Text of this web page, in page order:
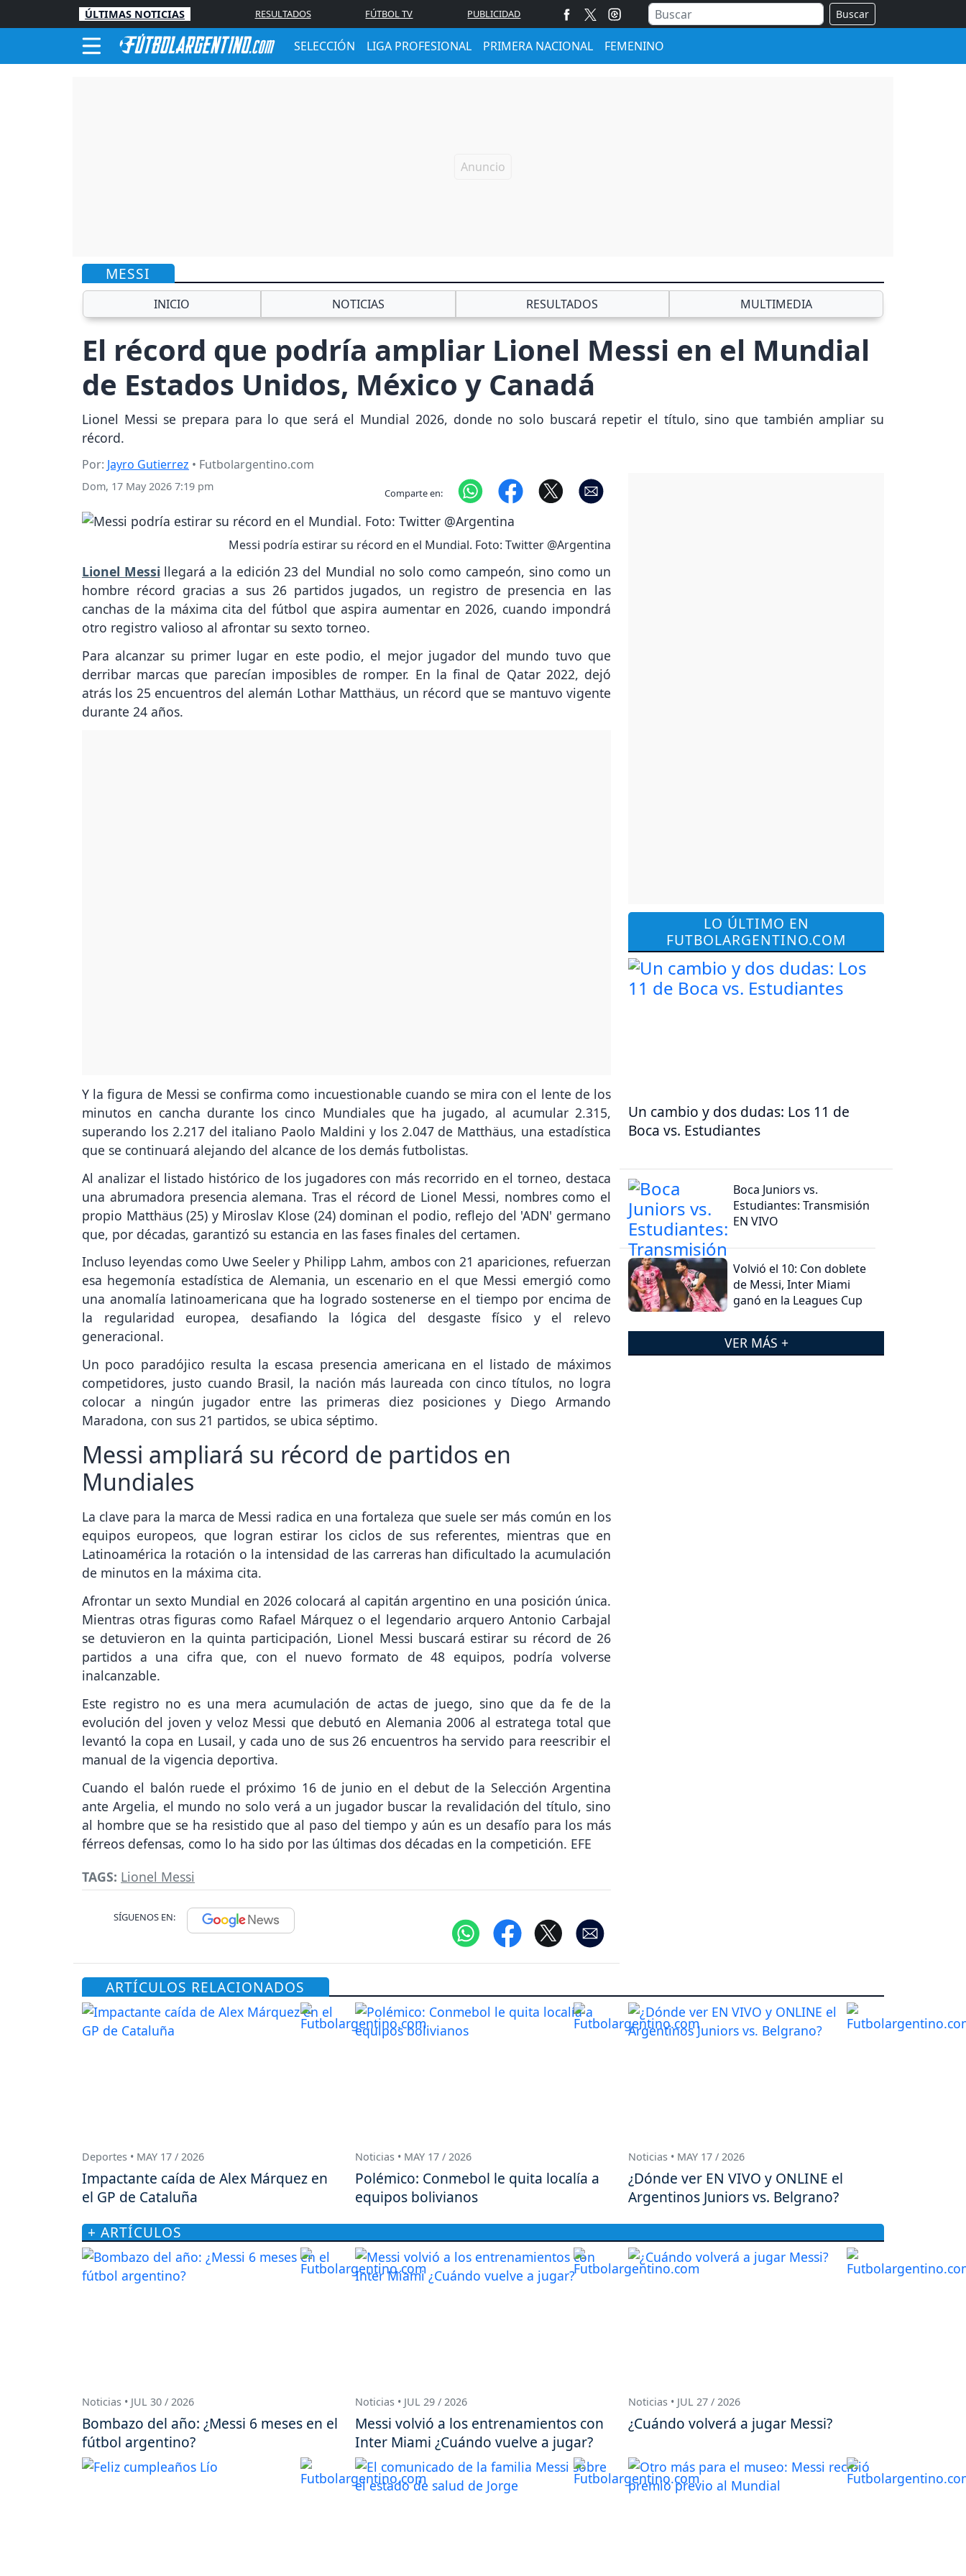
ÚLTIMAS NOTICIAS RESULTADOS FÚTBOL TV PUBLICIDAD Buscar
SELECCIÓN LIGA PROFESIONAL PRIMERA NACIONAL FEMENINO
MESSI
INICIO NOTICIAS RESULTADOS MULTIMEDIA
El récord que podría ampliar Lionel Messi en el Mundial
de Estados Unidos, México y Canadá
Lionel Messi se prepara para lo que será el Mundial 2026, donde no solo buscará repetir el título, sino que también ampliar su
récord.
Por: Jayro Gutierrez • Futbolargentino.com
Dom, 17 May 2026 7:19 pm Comparte en:
Messi podría estirar su récord en el Mundial. Foto: Twitter @Argentina
Lionel Messi llegará a la edición 23 del Mundial no solo como campeón, sino como un
hombre récord gracias a sus 26 partidos jugados, un registro de presencia en las
canchas de la máxima cita del fútbol que aspira aumentar en 2026, cuando impondrá
otro registro valioso al afrontar su sexto torneo.
Para alcanzar su primer lugar en este podio, el mejor jugador del mundo tuvo que
derribar marcas que parecían imposibles de romper. En la final de Qatar 2022, dejó
atrás los 25 encuentros del alemán Lothar Matthäus, un récord que se mantuvo vigente
durante 24 años.
Y la figura de Messi se confirma como incuestionable cuando se mira con el lente de los
minutos en cancha durante los cinco Mundiales que ha jugado, al acumular 2.315,
superando los 2.217 del italiano Paolo Maldini y los 2.047 de Matthäus, una estadística
que se continuará alejando del alcance de los demás futbolistas.
Al analizar el listado histórico de los jugadores con más recorrido en el torneo, destaca
una abrumadora presencia alemana. Tras el récord de Lionel Messi, nombres como el
propio Matthäus (25) y Miroslav Klose (24) dominan el podio, reflejo del 'ADN' germano
que, por décadas, garantizó su estancia en las fases finales del certamen.
Incluso leyendas como Uwe Seeler y Philipp Lahm, ambos con 21 apariciones, refuerzan
esa hegemonía estadística de Alemania, un escenario en el que Messi emergió como
una anomalía latinoamericana que ha logrado sostenerse en el tiempo por encima de
la regularidad europea, desafiando la lógica del desgaste físico y el relevo
generacional.
Un poco paradójico resulta la escasa presencia americana en el listado de máximos
competidores, justo cuando Brasil, la nación más laureada con cinco títulos, no logra
colocar a ningún jugador entre las primeras diez posiciones y Diego Armando
Maradona, con sus 21 partidos, se ubica séptimo.
Messi ampliará su récord de partidos en
Mundiales
La clave para la marca de Messi radica en una fortaleza que suele ser más común en los
equipos europeos, que logran estirar los ciclos de sus referentes, mientras que en
Latinoamérica la rotación o la intensidad de las carreras han dificultado la acumulación
de minutos en la máxima cita.
Afrontar un sexto Mundial en 2026 colocará al capitán argentino en una posición única.
Mientras otras figuras como Rafael Márquez o el legendario arquero Antonio Carbajal
se detuvieron en la quinta participación, Lionel Messi buscará estirar su récord de 26
partidos a una cifra que, con el nuevo formato de 48 equipos, podría volverse
inalcanzable.
Este registro no es una mera acumulación de actas de juego, sino que da fe de la
evolución del joven y veloz Messi que debutó en Alemania 2006 al estratega total que
levantó la copa en Lusail, y cada uno de sus 26 encuentros ha servido para reescribir el
manual de la vigencia deportiva.
Cuando el balón ruede el próximo 16 de junio en el debut de la Selección Argentina
ante Argelia, el mundo no solo verá a un jugador buscar la revalidación del título, sino
al hombre que se ha resistido que al paso del tiempo y aún es un desafío para los más
férreos defensas, como lo ha sido por las últimas dos décadas en la competición. EFE
TAGS: Lionel Messi
SÍGUENOS EN:
LO ÚLTIMO EN
FUTBOLARGENTINO.COM
Un cambio y dos dudas: Los 11 de
Boca vs. Estudiantes
Boca Juniors vs.
Estudiantes: Transmisión
EN VIVO
Volvió el 10: Con doblete
de Messi, Inter Miami
ganó en la Leagues Cup
VER MÁS +
ARTÍCULOS RELACIONADOS
Deportes • MAY 17 / 2026
Impactante caída de Alex Márquez en
el GP de Cataluña
Noticias • MAY 17 / 2026
Polémico: Conmebol le quita localía a
equipos bolivianos
Noticias • MAY 17 / 2026
¿Dónde ver EN VIVO y ONLINE el
Argentinos Juniors vs. Belgrano?
+ ARTÍCULOS
Noticias • JUL 30 / 2026
Bombazo del año: ¿Messi 6 meses en el
fútbol argentino?
Noticias • JUL 29 / 2026
Messi volvió a los entrenamientos con
Inter Miami ¿Cuándo vuelve a jugar?
Noticias • JUL 27 / 2026
¿Cuándo volverá a jugar Messi?